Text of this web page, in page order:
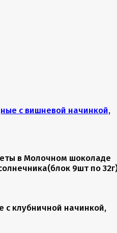
в Молочном шоколаде
9шт по
клубничной начинкой,